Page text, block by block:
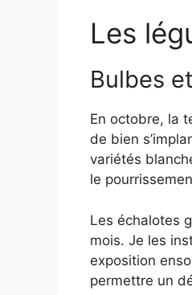
Les
Bulbes
En octobre, la
de bien
variétés
le
Les échalotes
mois. Je les
exposition
permettre un